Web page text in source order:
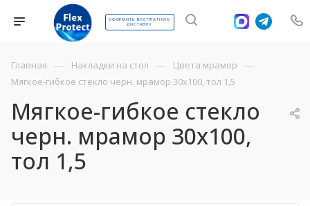
ОФОРМИТЬ БЕСПЛАТНУЮ
ДОСТАВКУ
Главная — Накладки на стол — Цвета мрамор —
Мягкое-гибкое стекло черн. мрамор 30х100, тол 1,5
Мягкое-гибкое стекло
черн. мрамор 30х100,
тол 1,5